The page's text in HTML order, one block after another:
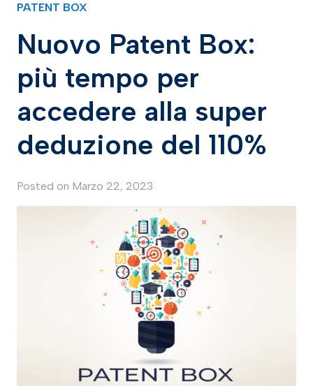
PATENT BOX
Nuovo Patent Box:
più tempo per
accedere alla super
deduzione del 110%
Posted on Marzo 22, 2023